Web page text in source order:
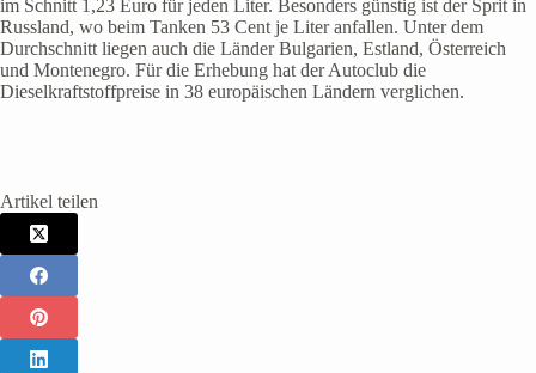
im Schnitt 1,23 Euro für jeden Liter. Besonders günstig ist der Sprit in
Russland, wo beim Tanken 53 Cent je Liter anfallen. Unter dem
Durchschnitt liegen auch die Länder Bulgarien, Estland, Österreich
und Montenegro. Für die Erhebung hat der Autoclub die
Dieselkraftstoffpreise in 38 europäischen Ländern verglichen.
Artikel teilen